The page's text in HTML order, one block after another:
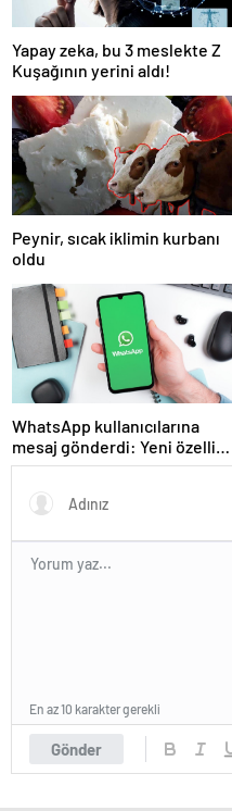
Yapay zeka, bu 3 meslekte Z
Kuşağının yerini aldı!
Peynir, sıcak iklimin kurbanı
oldu
WhatsApp kullanıcılarına
mesaj gönderdi: Yeni özellik
tanımlandı
Gönder
En az 10 karakter gerekli